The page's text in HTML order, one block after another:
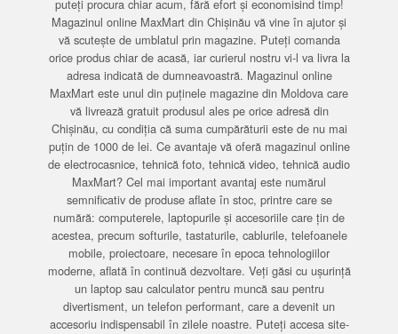
puteți procura chiar acum, fără efort și economisind timp!
Magazinul online MaxMart din Chișinău vă vine în ajutor și
vă scutește de umblatul prin magazine. Puteți comanda
orice produs chiar de acasă, iar curierul nostru vi-l va livra la
adresa indicată de dumneavoastră. Magazinul online
MaxMart este unul din puținele magazine din Moldova care
vă livrează gratuit produsul ales pe orice adresă din
Chișinău, cu condiția că suma cumpărăturii este de nu mai
puțin de 1000 de lei. Ce avantaje vă oferă magazinul online
de electrocasnice, tehnică foto, tehnică video, tehnică audio
MaxMart? Cel mai important avantaj este numărul
semnificativ de produse aflate în stoc, printre care se
numără: computerele, laptopurile și accesoriile care țin de
acestea, precum softurile, tastaturile, cablurile, telefoanele
mobile, proiectoare, necesare în epoca tehnologiilor
moderne, aflată în continuă dezvoltare. Veți găsi cu ușurință
un laptop sau calculator pentru muncă sau pentru
divertisment, un telefon performant, care a devenit un
accesoriu indispensabil în zilele noastre. Puteți accesa site-